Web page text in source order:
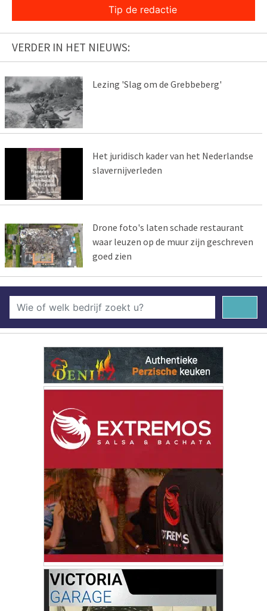
Tip de redactie
VERDER IN HET NIEUWS:
Lezing 'Slag om de Grebbeberg'
Het juridisch kader van het Nederlandse
slavernijverleden
Drone foto's laten schade restaurant
waar leuzen op de muur zijn geschreven
goed zien